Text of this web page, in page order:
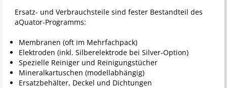
Ersatz- und Verbrauchsteile sind fester Bestandteil des
aQuator-Programms:
Membranen (oft im Mehrfachpack)
Elektroden (inkl. Silberelektrode bei Silver-Option)
Spezielle Reiniger und Reinigungstücher
Mineralkartuschen (modellabhängig)
Ersatzbehälter, Deckel und Dichtungen